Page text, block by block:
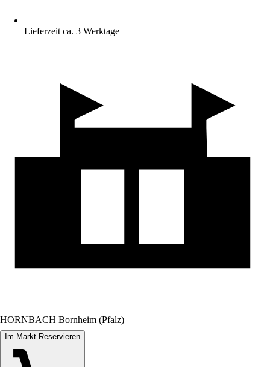
Lieferzeit ca. 3 Werktage
HORNBACH Bornheim (Pfalz)
Im Markt Reservieren